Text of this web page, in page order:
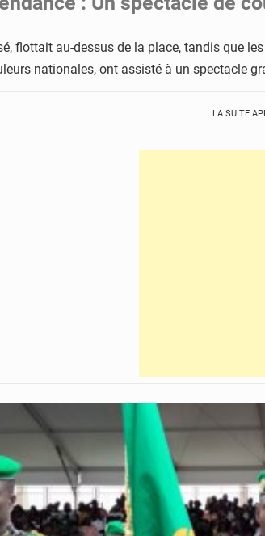
flottait au-dessus de la place, tandis que
nationales, ont assisté à un spectacle
LA SUITE